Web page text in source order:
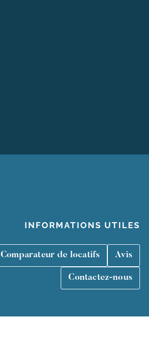
INFORMATIONS UTILES
Comparateur de locatifs Avis
Contactez-nous